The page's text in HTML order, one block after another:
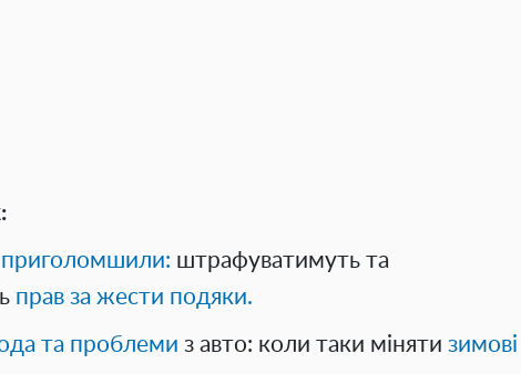
приголомшили: штрафуватимуть та
прав за жести подяки.
та проблеми з авто: коли таки міняти зимові